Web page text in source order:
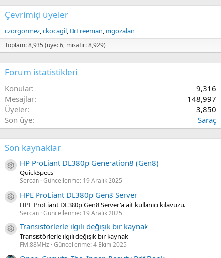
Çevrimiçi üyeler
czorgormez ckocagil DrFreeman mgozalan
Toplam: 8,935 (üye: 6, misafir: 8,929)
Forum istatistikleri
Konular
9,316
Mesajlar
148,997
Üyeler
3,850
Son üye
Saraç
Son kaynaklar
Kaynak ikon/amblem
HP ProLiant DL380p Generation8 (Gen8)
QuickSpecs
Sercan Güncellenme: 19 Aralık 2025
Kaynak ikon/amblem
HPE ProLiant DL380p Gen8 Server
HPE ProLiant DL380p Gen8 Server'a ait kullanıcı kılavuzu.
Sercan Güncellenme: 19 Aralık 2025
Kaynak ikon/amblem
Transistörlerle ilgili değişik bir kaynak
Transistörlerle ilgili değişik bir kaynak
FM.88MHz Güncellenme:4 Ekim 2025